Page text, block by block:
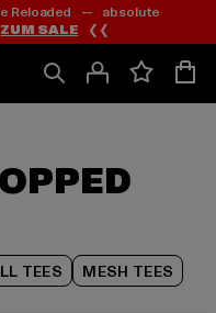
Reloaded — absolute
ZUM SALE ❮❮
TEES MESH TEES